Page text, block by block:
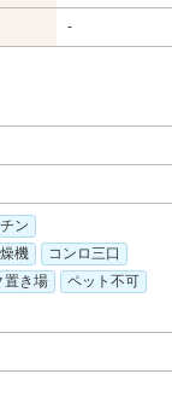
-
ン
機
コンロ三口
置き場
ペット不可